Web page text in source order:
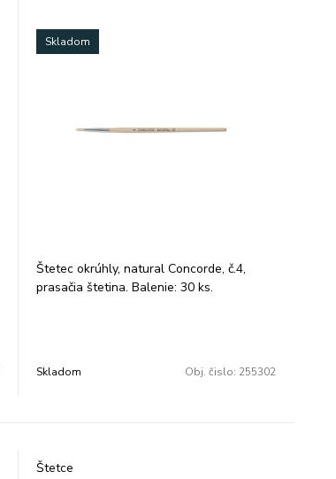
Skladom
Štetec okrúhly, natural Concorde, č.4,
prasačia štetina. Balenie: 30 ks.
Skladom Obj. čislo: 255302
Štetce